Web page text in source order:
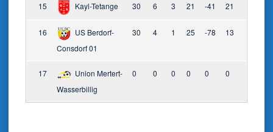
15 Kayl-Tetange 30 6 3 21 -41 21
16
US Berdorf-
Consdorf 01
30 4 1 25 -78 13
17
Union Mertert-
Wasserbillig
0 0 0 0 0 0